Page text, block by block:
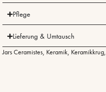
Pflege
Lieferung & Umtausch
Jars Ceramistes, Keramik, Keramikkrug,